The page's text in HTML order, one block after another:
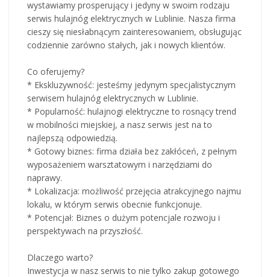
wystawiamy prosperujący i jedyny w swoim rodzaju
serwis hulajnóg elektrycznych w Lublinie. Nasza firma
cieszy się niesłabnącym zainteresowaniem, obsługując
codziennie zarówno stałych, jak i nowych klientów.
Co oferujemy?
* Ekskluzywność: jesteśmy jedynym specjalistycznym
serwisem hulajnóg elektrycznych w Lublinie.
* Popularność: hulajnogi elektryczne to rosnący trend
w mobilności miejskiej, a nasz serwis jest na to
najlepszą odpowiedzią.
* Gotowy biznes: firma działa bez zakłóceń, z pełnym
wyposażeniem warsztatowym i narzędziami do
naprawy.
* Lokalizacja: możliwość przejęcia atrakcyjnego najmu
lokalu, w którym serwis obecnie funkcjonuje.
* Potencjał: Biznes o dużym potencjale rozwoju i
perspektywach na przyszłość.
Dlaczego warto?
Inwestycja w nasz serwis to nie tylko zakup gotowego